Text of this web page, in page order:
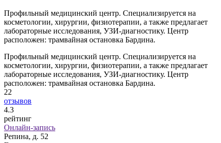
Профильный медицинский центр. Специализируется на
косметологии, хирургии, физиотерапии, а также предлагает
лабораторные исследования, УЗИ-диагностику. Центр
расположен: трамвайная остановка Бардина.
Профильный медицинский центр. Специализируется на
косметологии, хирургии, физиотерапии, а также предлагает
лабораторные исследования, УЗИ-диагностику. Центр
расположен: трамвайная остановка Бардина.
22
отзывов
4.3
рейтинг
Онлайн-запись
Репина, д. 52